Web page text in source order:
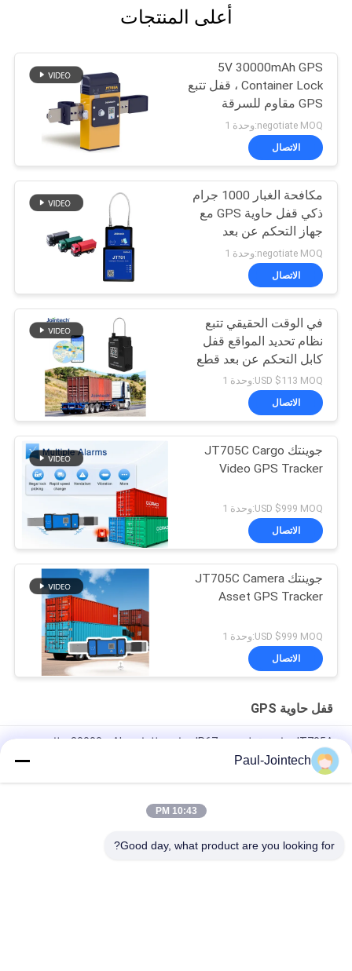
أعلى المنتجات
5V 30000mAh GPS
Container Lock ، قفل تتبع
GPS مقاوم للسرقة
negotiate MOQ:وحدة 1
الاتصال
مكافحة الغبار 1000 جرام
ذكي قفل حاوية GPS مع
جهاز التحكم عن بعد
negotiate MOQ:وحدة 1
الاتصال
في الوقت الحقيقي تتبع
نظام تحديد المواقع قفل
كابل التحكم عن بعد قطع
إنذار قفل ذكي
USD $113 MOQ:وحدة 1
الاتصال
جوينتك JT705C Cargo
Video GPS Tracker
USD $999 MOQ:وحدة 1
الاتصال
جوينتك JT705C Camera
Asset GPS Tracker
USD $999 MOQ:وحدة 1
الاتصال
قفل حاوية GPS
JT705A حاوية قفل تتبع - IP67 مقاومة للماء و 30000mAh بطارية
مضادة للكسر
JT705C حاوية قابلة للتخصيص GPS كاميرا فيديو قفل مراقبة البضائع
Paul-Jointech
10:43 PM
Good day, what product are you looking for?